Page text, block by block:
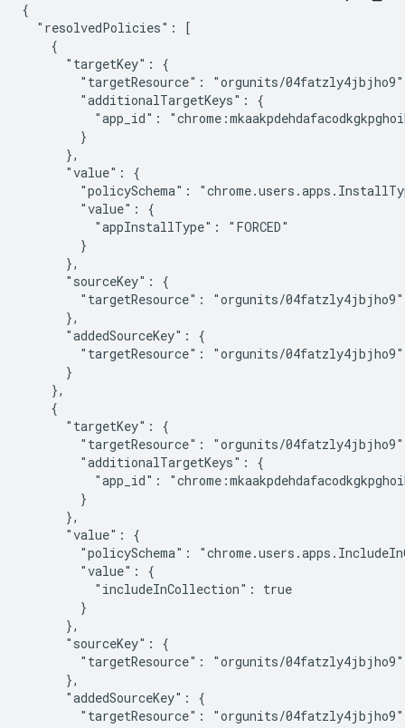
{
  "resolvedPolicies": [
    {
      "targetKey": {
"targetResource": "orgunits/
        "additionalTargetKeys": {
"app_id":
        }
      },
      "value": {
"policySchema":
        "value": {
          "appInstallType": "FORCED"
        }
      },
      "sourceKey": {
        "targetResource": "orgunits/04fatzly4jbjho9"
      },
      "addedSourceKey": {
        "targetResource": "orgunits/04fatzly4jbjho9"
      }
    },
    {
      "targetKey": {
"targetResource": "orgunits/
        "additionalTargetKeys": {
"app_id":
        }
      },
      "value": {
"policySchema":
        "value": {
          "includeInCollection": true
        }
      },
      "sourceKey": {
        "targetResource": "orgunits/04fatzly4jbjho9"
      },
      "addedSourceKey": {
        "targetResource": "orgunits/04fatzly4jbjho9"